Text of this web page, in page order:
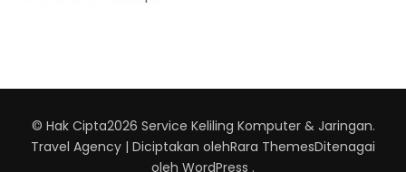
© Hak Cipta2026 Service Keliling Komputer & Jaringan.
Travel Agency | Diciptakan olehRara ThemesDitenagai
oleh WordPress .